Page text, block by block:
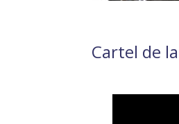
Cartel de